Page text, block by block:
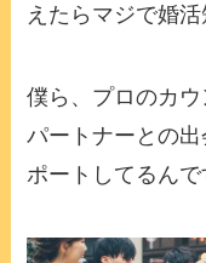
えたらマジで婚
僕ら、プロのカ
パートナーとの
ポートしてるん